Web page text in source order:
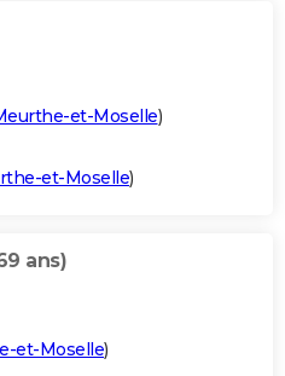
et-Moselle)
et-Moselle)
ans)
et-Moselle)